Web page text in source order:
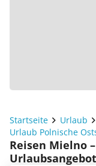
Startseite Urlaub
Urlaub Polnische
Reisen Mielno